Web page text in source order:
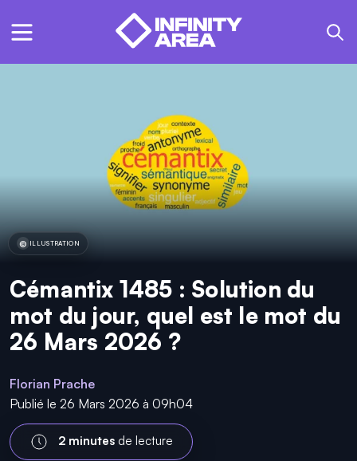
ILLUSTRATION
Cémantix 1485 : Solution du
mot du jour, quel est le mot du
26 Mars 2026 ?
Florian Prache
Publié le 26 Mars 2026 à 09h04
2 minutes de lecture